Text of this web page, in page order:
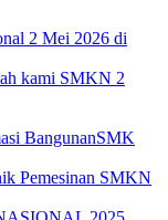
2 Mei 2026 di
kami SMKN 2
BangunanSMK
Pemesinan SMKN